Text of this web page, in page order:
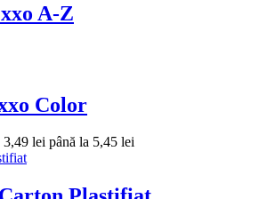
A-Z
Color
lei până la 5,45 lei